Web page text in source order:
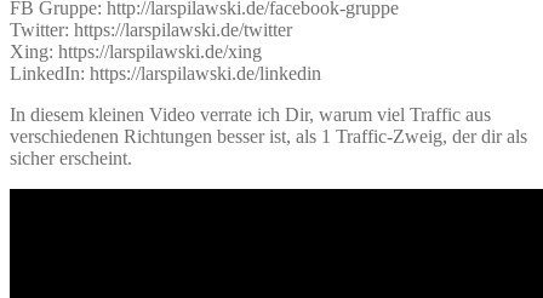
FB Gruppe: http://larspilawski.de/facebook-gruppe
Twitter: https://larspilawski.de/twitter
Xing: https://larspilawski.de/xing
LinkedIn: https://larspilawski.de/linkedin
In diesem kleinen Video verrate ich Dir, warum viel Traffic aus
verschiedenen Richtungen besser ist, als 1 Traffic-Zweig, der dir als
sicher erscheint.